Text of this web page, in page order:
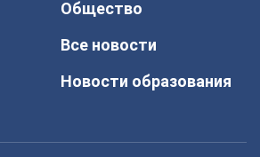
Общество
Все новости
Новости образования